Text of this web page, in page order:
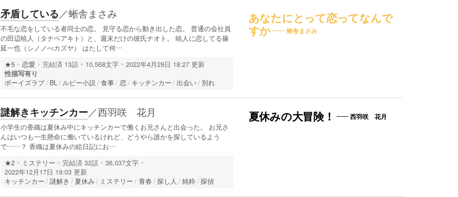
あなたにとって恋ってなんで
すか
蜥舎まさみ
矛盾している／蜥舎まさみ
不毛な恋をしている者同士の恋。 見守る恋から動き出した恋。 普通の会社員
の田辺暁人（タナベアキト）と、週末だけの彼氏ナオト。 暁人に恋してる篠
延一也（シノノべカズヤ） はたして何…
★5 恋愛 完結済 13話 10,568文字
2022年4月29日 18:27 更新
性描写有り
ボーイズラブ
BL ルビー小説 食事 恋 キッチンカー 出会い 別れ
夏休みの大冒険！ 西羽咲 花月
謎解きキッチンカー／西羽咲 花月
小学生の香織は夏休み中にキッチンカーで働くお兄さんと出会った。 お兄さ
んはいつも一生懸命に働いているけれど、どうやら誰かを探しているよう
で……？ 香織は夏休みの絵日記にお…
★2 ミステリー 完結済 32話
36,037文字
2022年12月17日 19:03 更新
キッチンカー
謎解き 夏休み ミステリー 青春 探し人 純粋 探偵